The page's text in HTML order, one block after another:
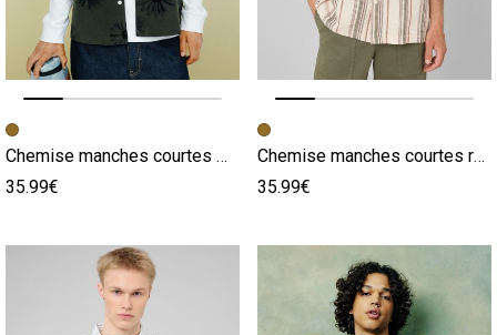
Image précédente
Image suivante
Chemise manches courtes multicolore
35.99€
Image précédente
Image suivante
Chemise manches courtes rayée multicolore
35.99€